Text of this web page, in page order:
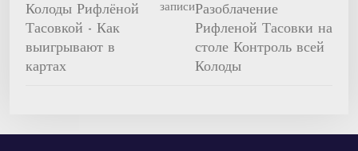
Колоды Рифлёной
Тасовкой - Как
выигрывают в
картах
записиРазоблачение
Рифленой Тасовки на
столе Контроль всей
Колоды